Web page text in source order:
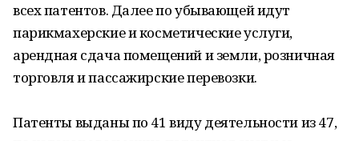
всех патентов. Далее по убывающей идут
парикмахерские и косметические услуги,
арендная сдача помещений и земли, розничная
торговля и пассажирские перевозки.
Патенты выданы по 41 виду деятельности из 47,